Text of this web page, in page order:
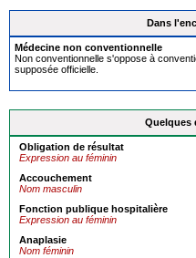
Dans
Médecine non conventionnelle
Non conventionnelle s'oppose à
supposée officielle.
Quelques
Obligation de résultat
Expression au féminin
Accouchement
Nom masculin
Fonction publique hospitalière
Expression au féminin
Anaplasie
Nom féminin